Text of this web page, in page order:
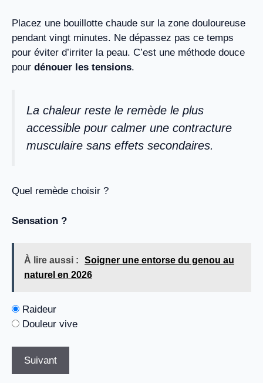
Placez une bouillotte chaude sur la zone douloureuse
pendant vingt minutes. Ne dépassez pas ce temps
pour éviter d’irriter la peau. C’est une méthode douce
pour dénouer les tensions.
La chaleur reste le remède le plus
accessible pour calmer une contracture
musculaire sans effets secondaires.
Quel remède choisir ?
Sensation ?
À lire aussi :
Soigner une entorse du genou au
naturel en 2026
Raideur
Douleur vive
Suivant